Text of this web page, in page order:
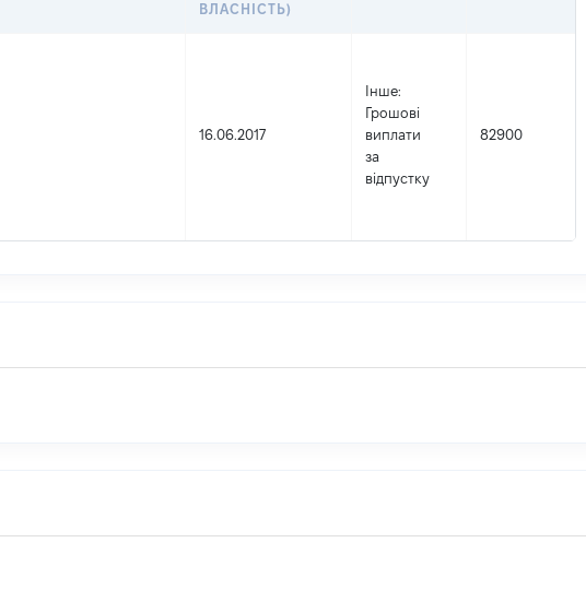
ВЛАСНІСТЬ)
16.06.2017
Інше:
Грошові
виплати
за
відпустку
82900